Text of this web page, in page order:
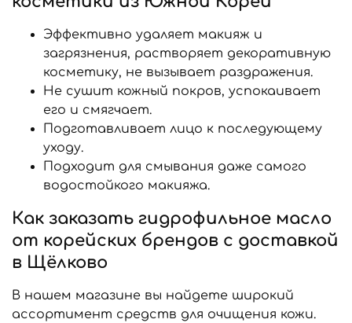
Эффективно удаляет макияж и
загрязнения, растворяет декоративную
косметику, не вызывает раздражения.
Не сушит кожный покров, успокаивает
его и смягчает.
Подготавливает лицо к последующему
уходу.
Подходит для смывания даже самого
водостойкого макияжа.
Как заказать гидрофильное масло
от корейских брендов с доставкой
в Щёлково
В нашем магазине вы найдете широкий
ассортимент средств для очищения кожи.